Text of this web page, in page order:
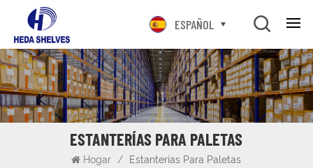
ESPAÑOL
ESTANTERÍAS PARA PALETAS
Hogar / Estanterías Para Paletas